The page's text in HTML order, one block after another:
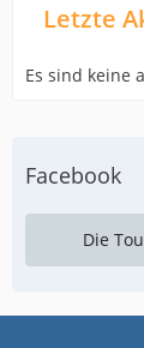
Letzte
Es sind keine
Facebook
Die